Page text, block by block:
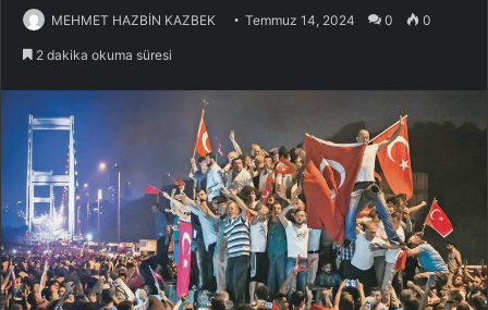
MEHMET HAZBİN KAZBEK Temmuz 14, 2024 0 0
2 dakika okuma süresi